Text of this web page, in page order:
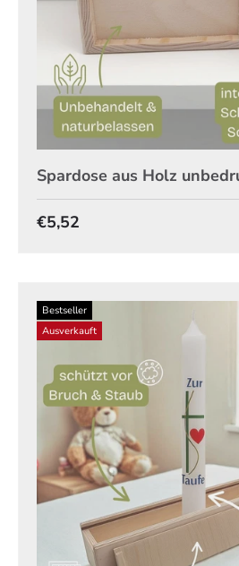
Spardose aus Holz
Normaler Preis
€5,52
Bestseller
Ausverkauft